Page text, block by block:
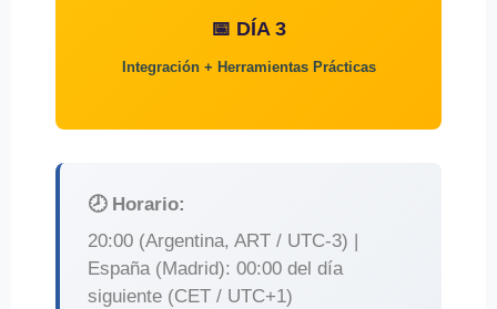
📅 DÍA 3
Integración + Herramientas Prácticas
🕗 Horario:
20:00 (Argentina, ART / UTC-3) |
España (Madrid): 00:00 del día
siguiente (CET / UTC+1)